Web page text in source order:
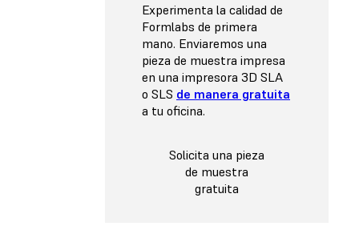
Experimenta la calidad de
Formlabs de primera
mano. Enviaremos una
pieza de muestra impresa
en una impresora 3D SLA
o SLS de manera gratuita
a tu oficina.
Solicita una pieza
de muestra
gratuita